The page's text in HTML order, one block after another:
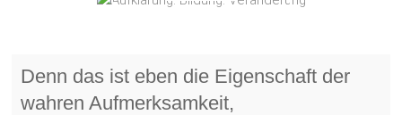
Denn das ist eben die Eigenschaft der
wahren Aufmerksamkeit,